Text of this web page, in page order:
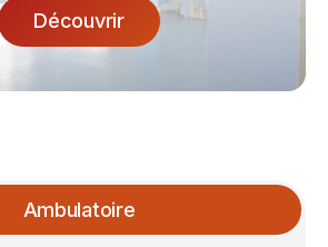
Découvrir
Ambulatoire